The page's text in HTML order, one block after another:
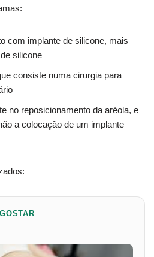
com implante de silicone, mais
silicone
consiste numa cirurgia para
no reposicionamento da aréola, e
a colocação de um implante